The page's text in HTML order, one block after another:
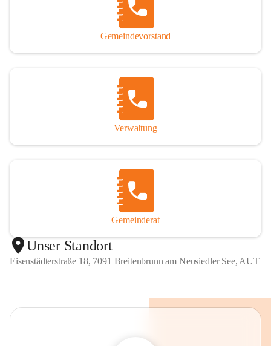
Gemeindevorstand
Verwaltung
Gemeinderat
Unser Standort
Eisenstädterstraße 18, 7091 Breitenbrunn am Neusiedler See, AUT